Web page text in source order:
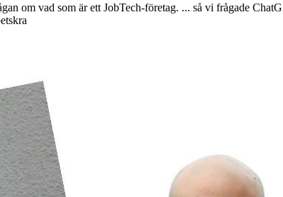
om vad som är ett JobTech-företag. ... så vi frågade